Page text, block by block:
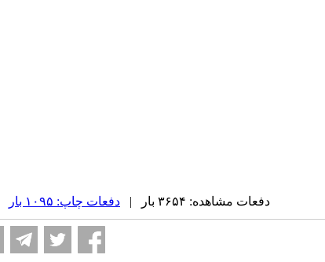
دفعات مشاهده: ۳۶۵۴ بار | دفعات چاپ: ۱۰۹۵ بار